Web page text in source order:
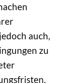
auch,
zu